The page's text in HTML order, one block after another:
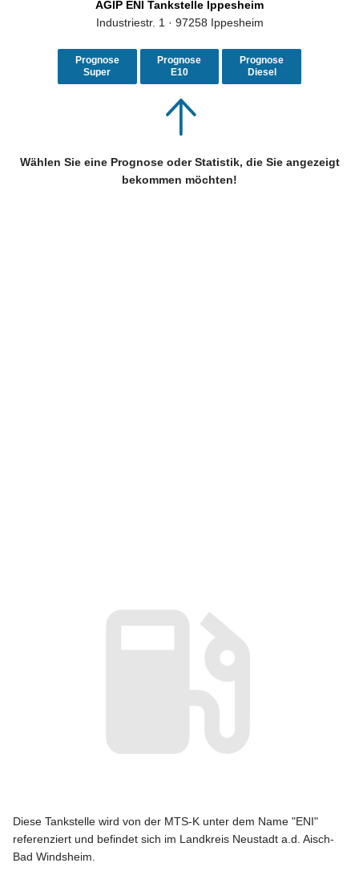
AGIP ENI Tankstelle Ippesheim
Industriestr. 1 · 97258 Ippesheim
Prognose
Super
Prognose
E10
Prognose
Diesel
Wählen Sie eine Prognose oder Statistik, die Sie angezeigt
bekommen möchten!
Diese Tankstelle wird von der MTS-K unter dem Name "ENI"
referenziert und befindet sich im Landkreis Neustadt a.d. Aisch-
Bad Windsheim.